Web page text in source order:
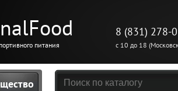
питания
8 (831) 278-
с 10 до 18